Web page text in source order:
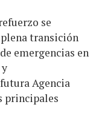
se
plena transición
emergencias en
Agencia
principales